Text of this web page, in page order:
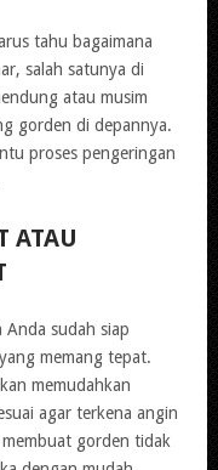
tahu bagaimana
salah satunya di
atau musim
gorden di depannya.
proses pengeringan
ATAU
sudah siap
memang tepat.
memudahkan
agar terkena angin
gorden tidak